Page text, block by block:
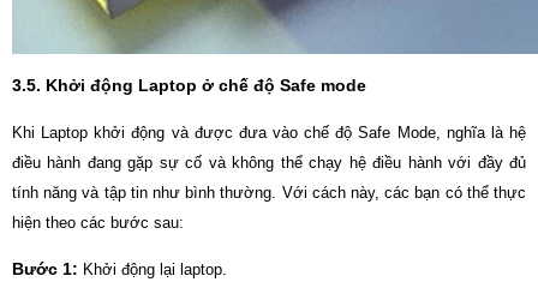
3.5. Khởi động Laptop ở chế độ Safe mode
Khi Laptop khởi động và được đưa vào chế độ Safe Mode, nghĩa là hệ
điều hành đang gặp sự cố và không thể chạy hệ điều hành với đầy đủ
tính năng và tập tin như bình thường. Với cách này, các bạn có thể thực
hiện theo các bước sau:
Bước 1: Khởi động lại laptop.